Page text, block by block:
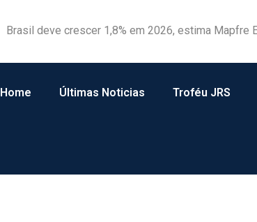
Brasil deve crescer 1,8% em 2026, estima Mapfre
Susep participa de debate sobre o papel da
Home Últimas Noticias Troféu JRS